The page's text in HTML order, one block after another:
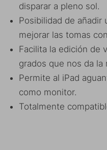
disparar a pleno sol.
Posibilidad de añadir
mejorar las tomas
Facilita la edición de
grados que nos da la
Permite al iPad
como monitor.
Totalmente